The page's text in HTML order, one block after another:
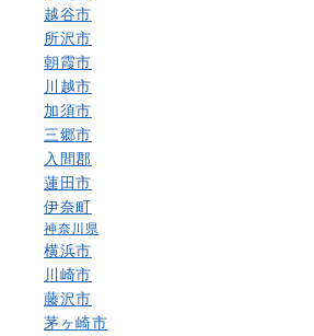
越谷市
所沢市
朝霞市
川越市
加須市
三郷市
入間郡
蓮田市
伊奈町
神奈川県
横浜市
川崎市
藤沢市
茅ヶ崎市